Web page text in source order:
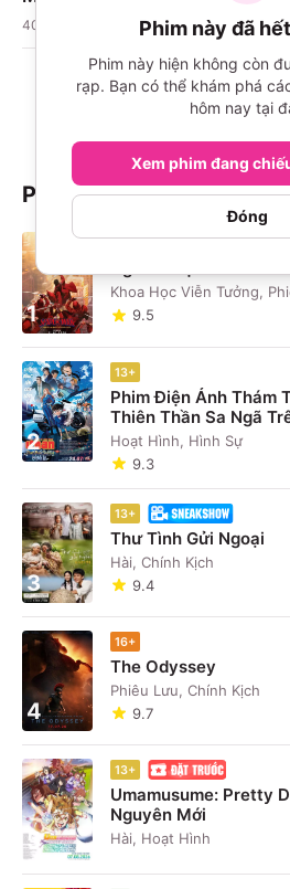
405
Xem
Phim đang chiếu
1
13+
Khoa Học Viễn Tưởng,
9.5
2
13+
Phim Điện Ảnh Thám
Thiên Thần Sa Ngã
Hoạt Hình, Hình Sự
9.3
3
13+
Thư Tình Gửi Ngoại
Hài, Chính Kịch
9.4
4
16+
The Odyssey
Phiêu Lưu, Chính Kịch
9.7
5
13+
Umamusume: Pretty
Nguyên Mới
Hài, Hoạt Hình
Phim này đã
Phim này hiện không còn
rạp. Bạn có thể khám phá
hôm nay tại
Xem phim đang
Đóng